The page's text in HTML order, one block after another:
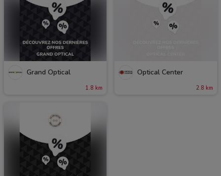
Grand Optical
1.8 km
Optical Center
2.8 km